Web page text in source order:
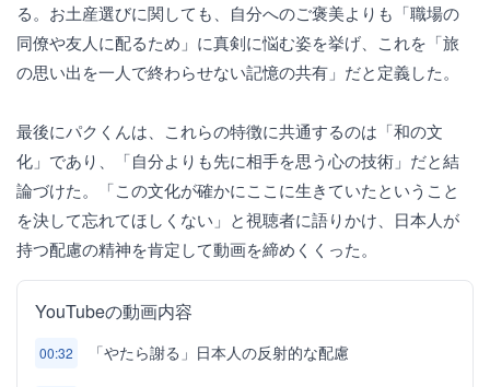
る。お土産選びに関しても、自分へのご褒美よりも「職場の
同僚や友人に配るため」に真剣に悩む姿を挙げ、これを「旅
の思い出を一人で終わらせない記憶の共有」だと定義した。
最後にパクくんは、これらの特徴に共通するのは「和の文
化」であり、「自分よりも先に相手を思う心の技術」だと結
論づけた。「この文化が確かにここに生きていたということ
を決して忘れてほしくない」と視聴者に語りかけ、日本人が
持つ配慮の精神を肯定して動画を締めくくった。
YouTubeの動画内容
00:32 「やたら謝る」日本人の反射的な配慮